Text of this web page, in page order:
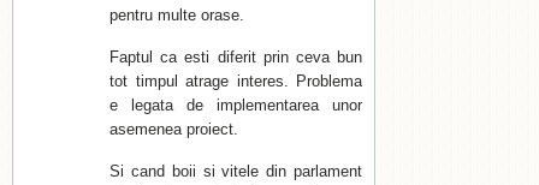
pentru multe orase.
Faptul ca esti diferit prin ceva bun
tot timpul atrage interes. Problema
e legata de implementarea unor
asemenea proiect.
Si cand boii si vitele din parlament